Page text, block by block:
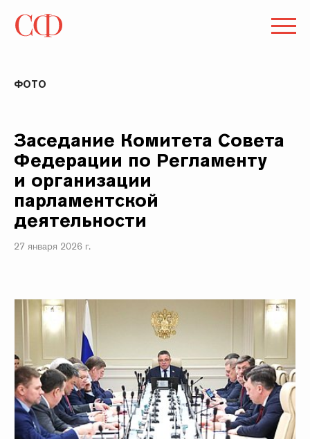
ФОТО
Заседание Комитета Совета
Федерации по Регламенту
и организации
парламентской
деятельности
27 января 2026 г.